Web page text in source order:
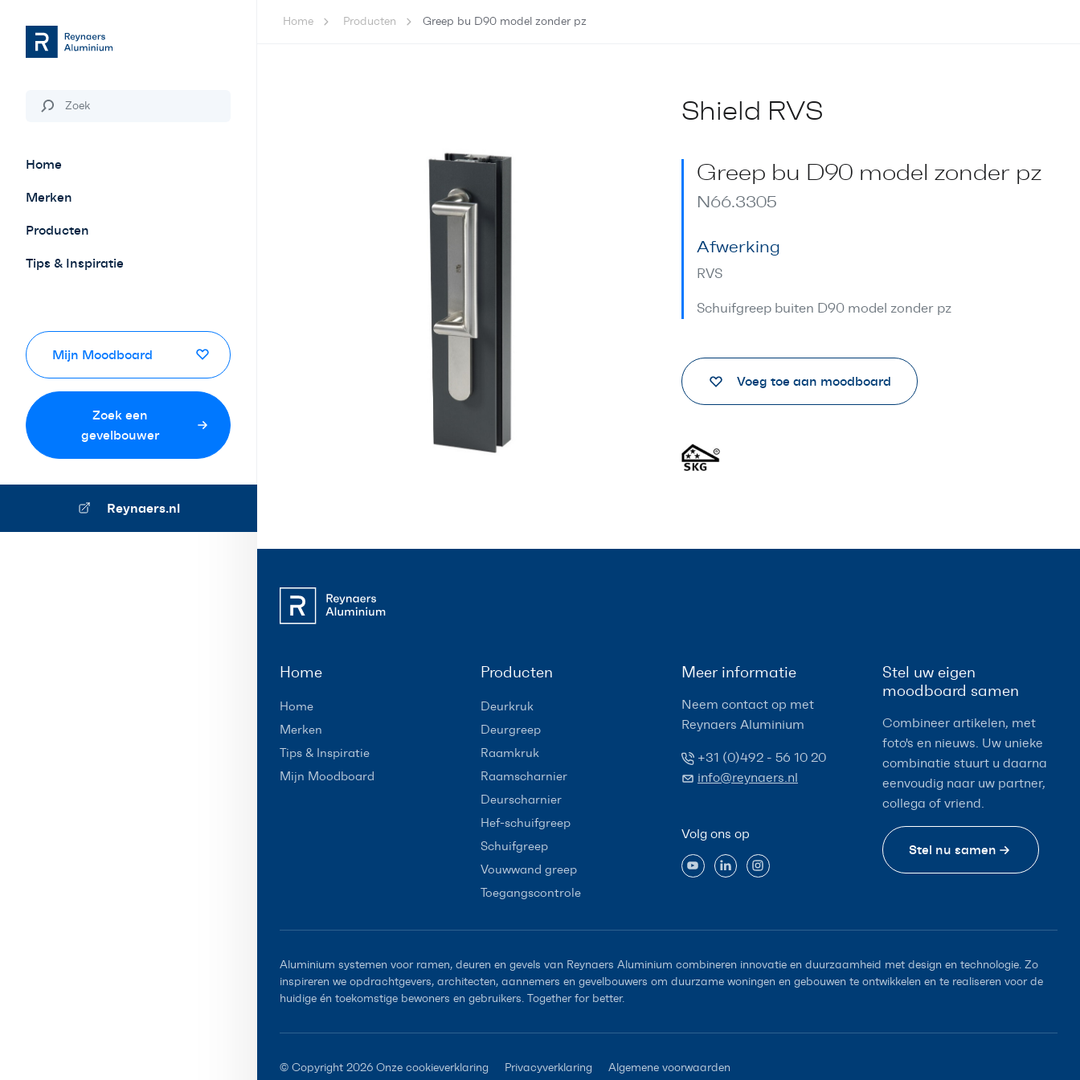
Home
Merken
Producten
Tips & Inspiratie
Mijn Moodboard
Zoek een
gevelbouwer
Reynaers.nl
Home Producten Greep bu D90 model zonder pz
Shield RVS
Greep bu D90 model zonder pz
N66.3305
Afwerking
RVS
Schuifgreep buiten D90 model zonder pz
Voeg toe aan moodboard
Home
Home
Merken
Tips & Inspiratie
Mijn Moodboard
Producten
Deurkruk
Deurgreep
Raamkruk
Raamscharnier
Deurscharnier
Hef-schuifgreep
Schuifgreep
Vouwwand greep
Toegangscontrole
Meer informatie
Neem contact op met
Reynaers Aluminium
+31 (0)492 - 56 10 20
info@reynaers.nl
Volg ons op
Stel uw eigen
moodboard samen
Combineer artikelen, met
foto's en nieuws. Uw unieke
combinatie stuurt u daarna
eenvoudig naar uw partner,
collega of vriend.
Stel nu samen
Aluminium systemen voor ramen, deuren en gevels van Reynaers Aluminium combineren innovatie en duurzaamheid met design en technologie. Zo
inspireren we opdrachtgevers, architecten, aannemers en gevelbouwers om duurzame woningen en gebouwen te ontwikkelen en te realiseren voor de
huidige én toekomstige bewoners en gebruikers. Together for better.
© Copyright 2026 Onze cookieverklaring Privacyverklaring Algemene voorwaarden